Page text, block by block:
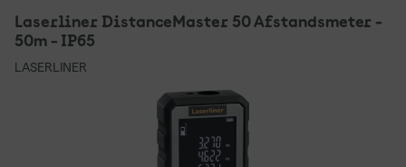
Laserliner DistanceMaster 50 Afstandsmeter -
50m - IP65
LASERLINER